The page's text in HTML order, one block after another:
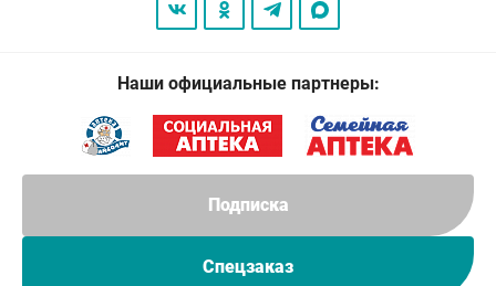
Подписка
Спецзаказ
Наши официальные партнеры: